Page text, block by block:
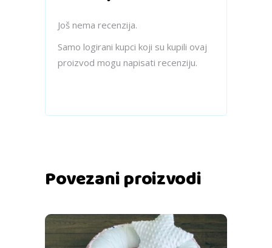
Još nema recenzija.
Samo logirani kupci koji su kupili ovaj
proizvod mogu napisati recenziju.
Povezani proizvodi